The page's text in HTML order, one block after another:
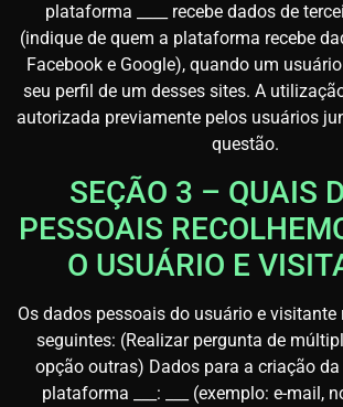
plataforma ____ recebe dados de
(indique de quem a plataforma recebe
Facebook e Google), quando um
seu perfil de um desses sites. A
autorizada previamente pelos usuários
questão.
SEÇÃO 3 – QUAIS
PESSOAIS
O USUÁRIO E
Os dados pessoais do usuário e
seguintes: (Realizar pergunta de
opção outras) Dados para a criação
plataforma ___: ___ (exemplo: e-mail,